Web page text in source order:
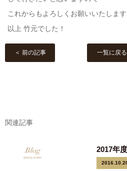
これからもよろしくお願いいたします
以上 竹元でした！
＜ 前の記事 一覧に戻る
関連記事
2017年